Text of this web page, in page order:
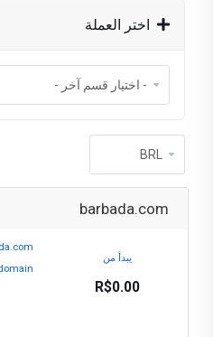
اختر العملة
barbada.com
يبدأ من
R$0.00